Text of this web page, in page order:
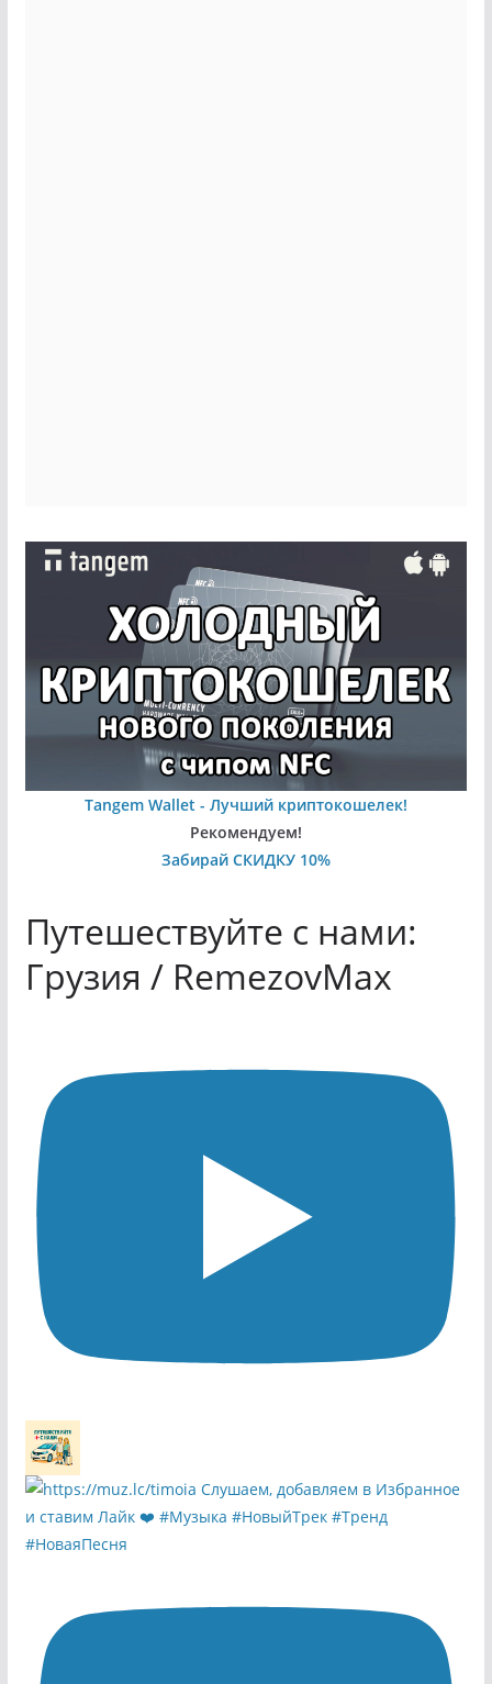
Tangem Wallet - Лучший криптокошелек!
Рекомендуем!
Забирай СКИДКУ 10%
Путешествуйте с нами:
Грузия / RemezovMax